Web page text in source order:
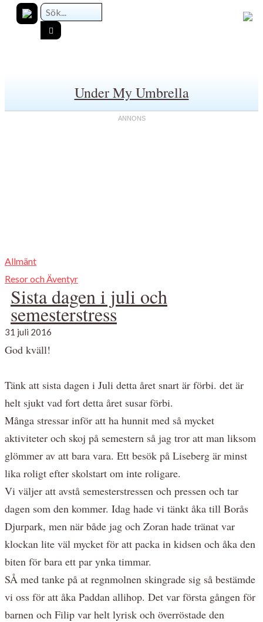
Under My Umbrella
Allmänt
Resor och Äventyr
Sista dagen i juli och
semesterstress
31 juli 2016
God kväll!
Tänk att sista dagen i Juli detta året snart är förbi. det är
helt sjukt vad fort detta året susar förbi.
Många stressar inför att ha hunnit med så mycket
aktiviteter och skoj på semestern så jag tror att man liksom
glömmer av att bara vara. Ett besök på Liseberg är minst
lika roligt efter skolstart om inte roligare.
Vi väljer att avstå semesterstressen och pressen och tar
dagen som den kommer. Idag hade vi tänkt åka till Borås
Djurpark, men när både jag och Zoran hade tränat var
klockan lite väl mycket för att packa in kidsen och åka den
biten för bara ett par ynka timmar.
SÅ med tanke på at regnmolnen skingrade sig så bestämde
vi oss för att åka Paddan allihop. Det var första gången för
barnen och Filip var helt lyrisk och överröstade den